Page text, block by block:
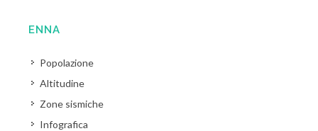
ENNA
Popolazione
Altitudine
Zone sismiche
Infografica